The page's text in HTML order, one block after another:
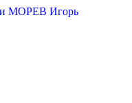
МОРЕВ Игорь